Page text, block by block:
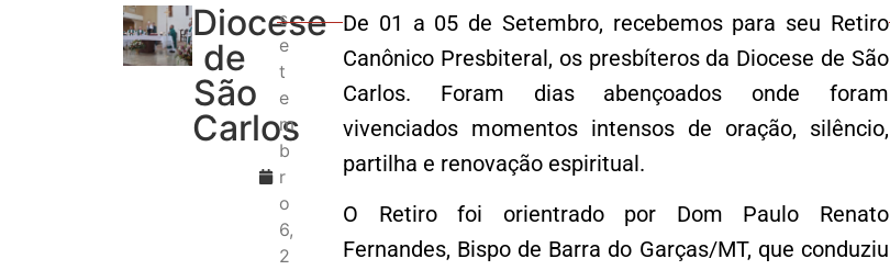
Diocese
de
São
Carlos
s
e
t
e
m
b
r
o
6,
2
De 01 a 05 de Setembro, recebemos para seu Retiro
Canônico Presbiteral, os presbíteros da Diocese de São
Carlos. Foram dias abençoados onde foram
vivenciados momentos intensos de oração, silêncio,
partilha e renovação espiritual.
O Retiro foi orientrado por Dom Paulo Renato
Fernandes, Bispo de Barra do Garças/MT, que conduziu